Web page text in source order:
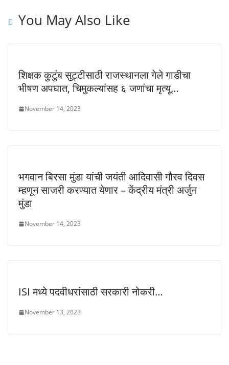
You May Also Like
शिक्षक कुटुंब सुट्टीसाठी राजस्थानला गेले गाडीचा
भीषण अपघात, चिमुकल्यांसह ६ जणांचा मृत्यू…
November 14, 2023
भगवान बिरसा मुंडा यांची जयंती आदिवासी गौरव दिवस
म्हणून साजरी करण्यात येणार – केंद्रीय मंत्री अर्जुन
मुंडा
November 14, 2023
ISI मध्ये पदवीधरांसाठी सरकारी नोकरी…
November 13, 2023